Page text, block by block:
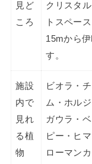
見ど
ころ
クリスタ
トスペー
15mから
す。
施設
内で
見れ
る植
物
ビオラ・
ム・ホル
ガウラ・
ピー・ヒ
ローマン